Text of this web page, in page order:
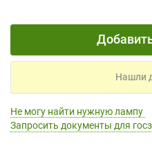
Нашли
Не могу найти нужную лампу
Запросить документы для